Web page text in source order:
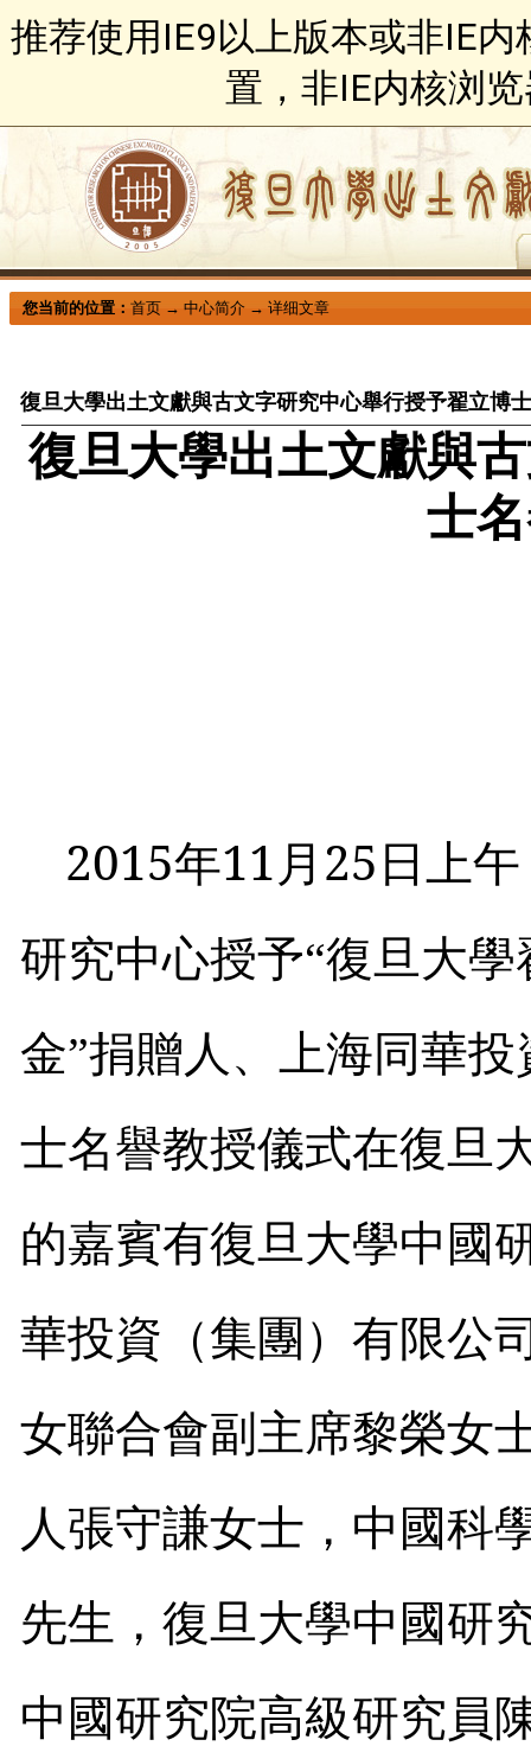
推荐使用IE9以上版本或非IE
置，非IE内核浏
您当前的位置：首页 →中心简介 →详细文章
復旦大學出土文獻與古文字研究中心舉行授予翟立博
復旦大學出土文獻與
士
2015年11 月 25 日上
研究中心授予“復旦大學
金”捐贈人、上海同華
士名譽教授儀式在復旦
的嘉賓有復旦大學中國
華投資 （集團 ）有限公
女聯合會副主席黎榮女
人張守謙女士，中國科
先生，復旦大學中國研
中國研究院高級研究員